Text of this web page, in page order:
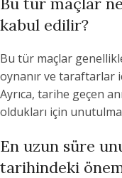
kabul edilir?
Bu tür maçlar
oynanır ve taraftarlar
Ayrıca, tarihe geçen
oldukları için
En uzun süre
tarihindeki